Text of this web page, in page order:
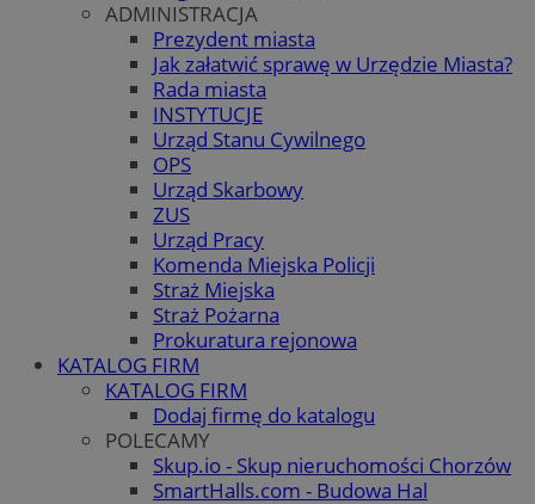
ADMINISTRACJA
Prezydent miasta
Jak załatwić sprawę w Urzędzie Miasta?
Rada miasta
INSTYTUCJE
Urząd Stanu Cywilnego
OPS
Urząd Skarbowy
ZUS
Urząd Pracy
Komenda Miejska Policji
Straż Miejska
Straż Pożarna
Prokuratura rejonowa
KATALOG FIRM
KATALOG FIRM
Dodaj firmę do katalogu
POLECAMY
Skup.io - Skup nieruchomości Chorzów
SmartHalls.com - Budowa Hal